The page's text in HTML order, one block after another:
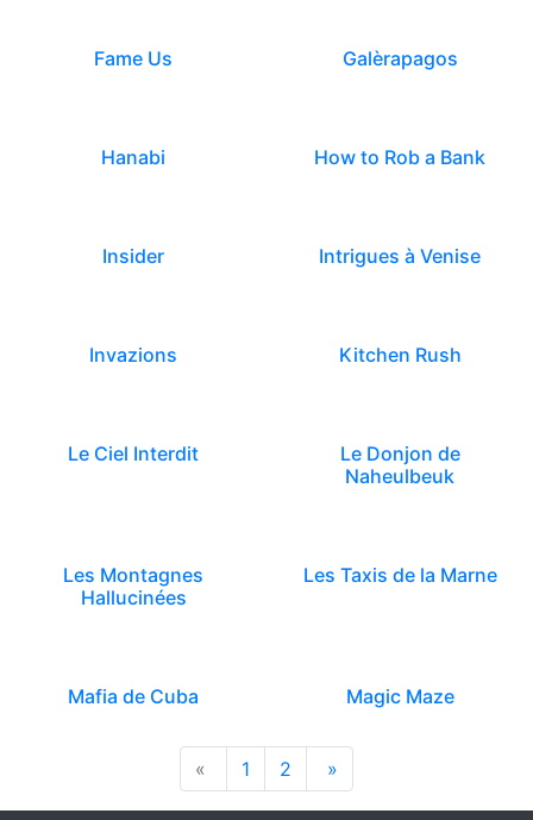
Fame Us Galèrapagos
Hanabi How to Rob a Bank
Insider Intrigues à Venise
Invazions Kitchen Rush
Le Ciel Interdit
Le Donjon de
Naheulbeuk
Les Montagnes
Hallucinées
Les Taxis de la Marne
Mafia de Cuba Magic Maze
« 1 2 »